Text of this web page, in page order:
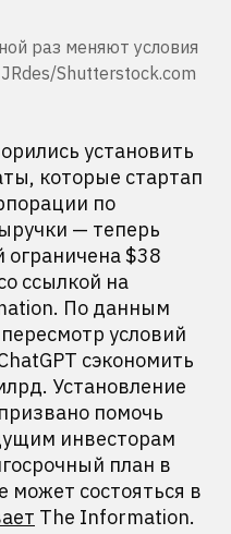
раз меняют условия
Shutterstock.com
установить
которые стартап
по
— теперь
ограничена $38
ссылкой на
По данным
условий
сэкономить
Установление
помочь
инвесторам
план в
может состояться в
The Information.